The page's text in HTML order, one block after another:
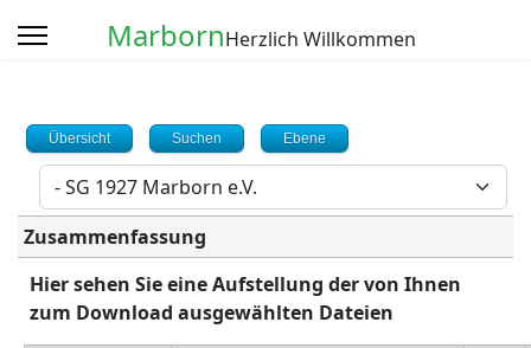
MarbornHerzlich Willkommen
Übersicht Suchen Ebene
Zusammenfassung
Hier sehen Sie eine Aufstellung der von Ihnen
zum Download ausgewählten Dateien